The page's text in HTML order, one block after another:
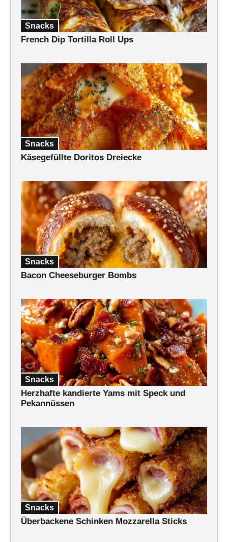
Snacks
French Dip Tortilla Roll Ups
Snacks
Käsegefüllte Doritos Dreiecke
Snacks
Bacon Cheeseburger Bombs
Snacks
Herzhafte kandierte Yams mit Speck und
Pekannüssen
Snacks
Überbackene Schinken Mozzarella Sticks